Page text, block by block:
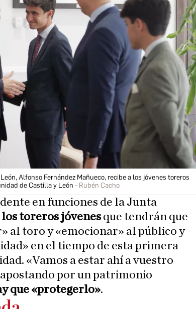
Alfonso Fernández Mañueco, recibe a los jóvenes toreros
de Castilla y León
Rubén Cacho
en funciones de la Junta
los toreros jóvenes que tendrán que
al toro y «emocionar» al público y
en el tiempo de esta primera
«Vamos a estar ahí a vuestro
por un patrimonio
que «protegerlo».